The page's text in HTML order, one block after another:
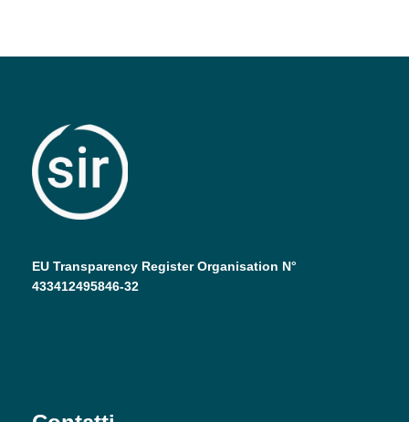
EU Transparency Register Organisation N°
433412495846-32